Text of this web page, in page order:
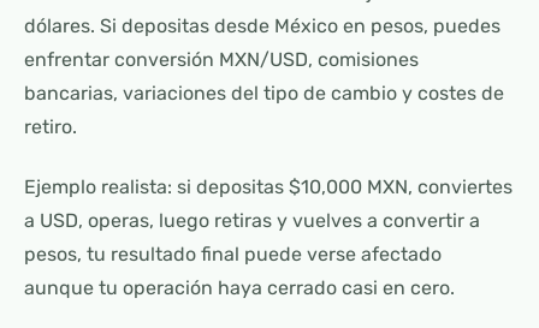
dólares. Si depositas desde México en pesos, puedes
enfrentar conversión MXN/USD, comisiones
bancarias, variaciones del tipo de cambio y costes de
retiro.
Ejemplo realista: si depositas $10,000 MXN, conviertes
a USD, operas, luego retiras y vuelves a convertir a
pesos, tu resultado final puede verse afectado
aunque tu operación haya cerrado casi en cero.